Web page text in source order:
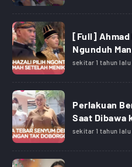
[Full] Ahmad
Ngunduh
sekitar 1 tahun lalu
Perlakuan
Saat Dibawa
sekitar 1 tahun lalu